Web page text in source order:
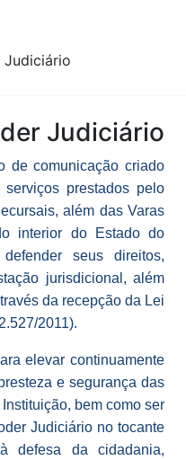
Judiciário
Judiciário
de comunicação criado
prestados pelo
além das Varas
interior do Estado do
seus direitos,
jurisdicional, além
da recepção da Lei
2011).
elevar continuamente
e segurança das
bem como ser
Judiciário no tocante
defesa da cidadania,